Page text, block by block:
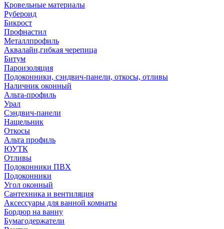
Кровельные материалы
Рубероид
Бикрост
Профнастил
Металлпрофиль
Аквалайн,гибкая черепица
Битум
Пароизоляция
Подоконники, сэндвич-панели, откосы, отливы
Наличник оконный
Альта-профиль
Урал
Сэндвич-панели
Нащельник
Откосы
Альта профиль
ЮУТК
Отливы
Подоконники ПВХ
Подоконники
Угол оконный
Сантехника и вентиляция
Аксессуары для ванной комнаты
Бордюр на ванну
Бумагодержатели